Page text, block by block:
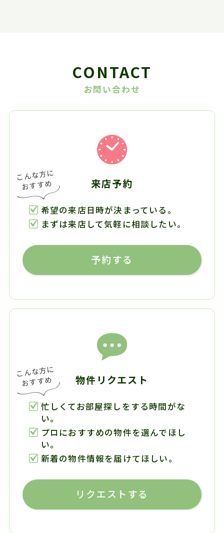
CONTACT
お問い合わせ
来店予約
希望の来店日時が決まっている。
まずは来店して気軽に相談したい。
予約する
物件リクエスト
忙しくてお部屋探しをする時間がな
い。
プロにおすすめの物件を選んでほし
い。
新着の物件情報を届けてほしい。
リクエストする